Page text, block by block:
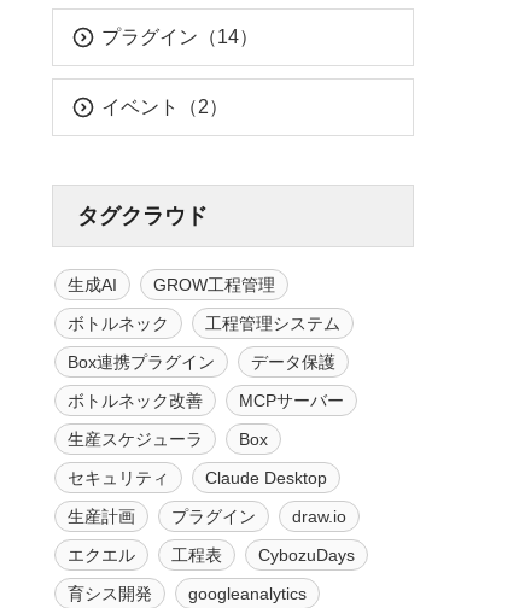
プラグイン（14）
イベント（2）
タグクラウド
生成AI
GROW工程管理
ボトルネック
工程管理システム
Box連携プラグイン
データ保護
ボトルネック改善
MCPサーバー
生産スケジューラ
Box
セキュリティ
Claude Desktop
生産計画
プラグイン
draw.io
エクエル
工程表
CybozuDays
育シス開発
googleanalytics